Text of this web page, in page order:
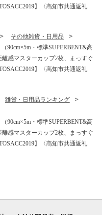
】〈高知市共通返礼
その他雑貨・日用品
90cm×5m・標準SUPERBENT&高
感マスターカップ2枚、まっすぐ
】〈高知市共通返礼
雑貨・日用品ランキング
90cm×5m・標準SUPERBENT&高
感マスターカップ2枚、まっすぐ
】〈高知市共通返礼